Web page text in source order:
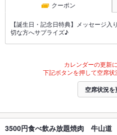
クーポン
【誕生日・記念日特典】メッセージ
切な方へサプライズ♪
カレンダーの更新
下記ボタンを押して空席状
空席状況を
3500円食べ飲み放題焼肉 牛山道